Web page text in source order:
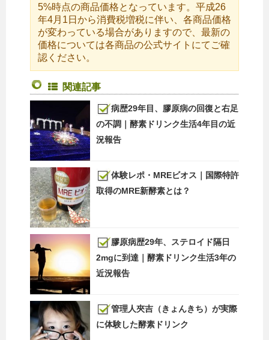
5%時点の商品価格となっています。平成26
年4月1日から消費税増税に伴い、各商品価格
が変わっている場合がありますので、最新の
価格については各商品の公式サイトにてご確
認ください。
関連記事
病歴29年目、膠原病の回復と右足
の不調｜酵素ドリンク生活4年目の近
況報告
体験レポ・MREビオス｜国際特許
取得のMRE新酵素とは？
膠原病歴29年、ステロイド隔日
2mgに到達｜酵素ドリンク生活3年の
近況報告
管理人夾吉（きょんきち）が実際
に体験した酵素ドリンク